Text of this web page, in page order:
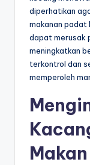
diperhatikan
makanan padat
dapat merusak
meningkatkan
terkontrol dan
memperoleh
Makan